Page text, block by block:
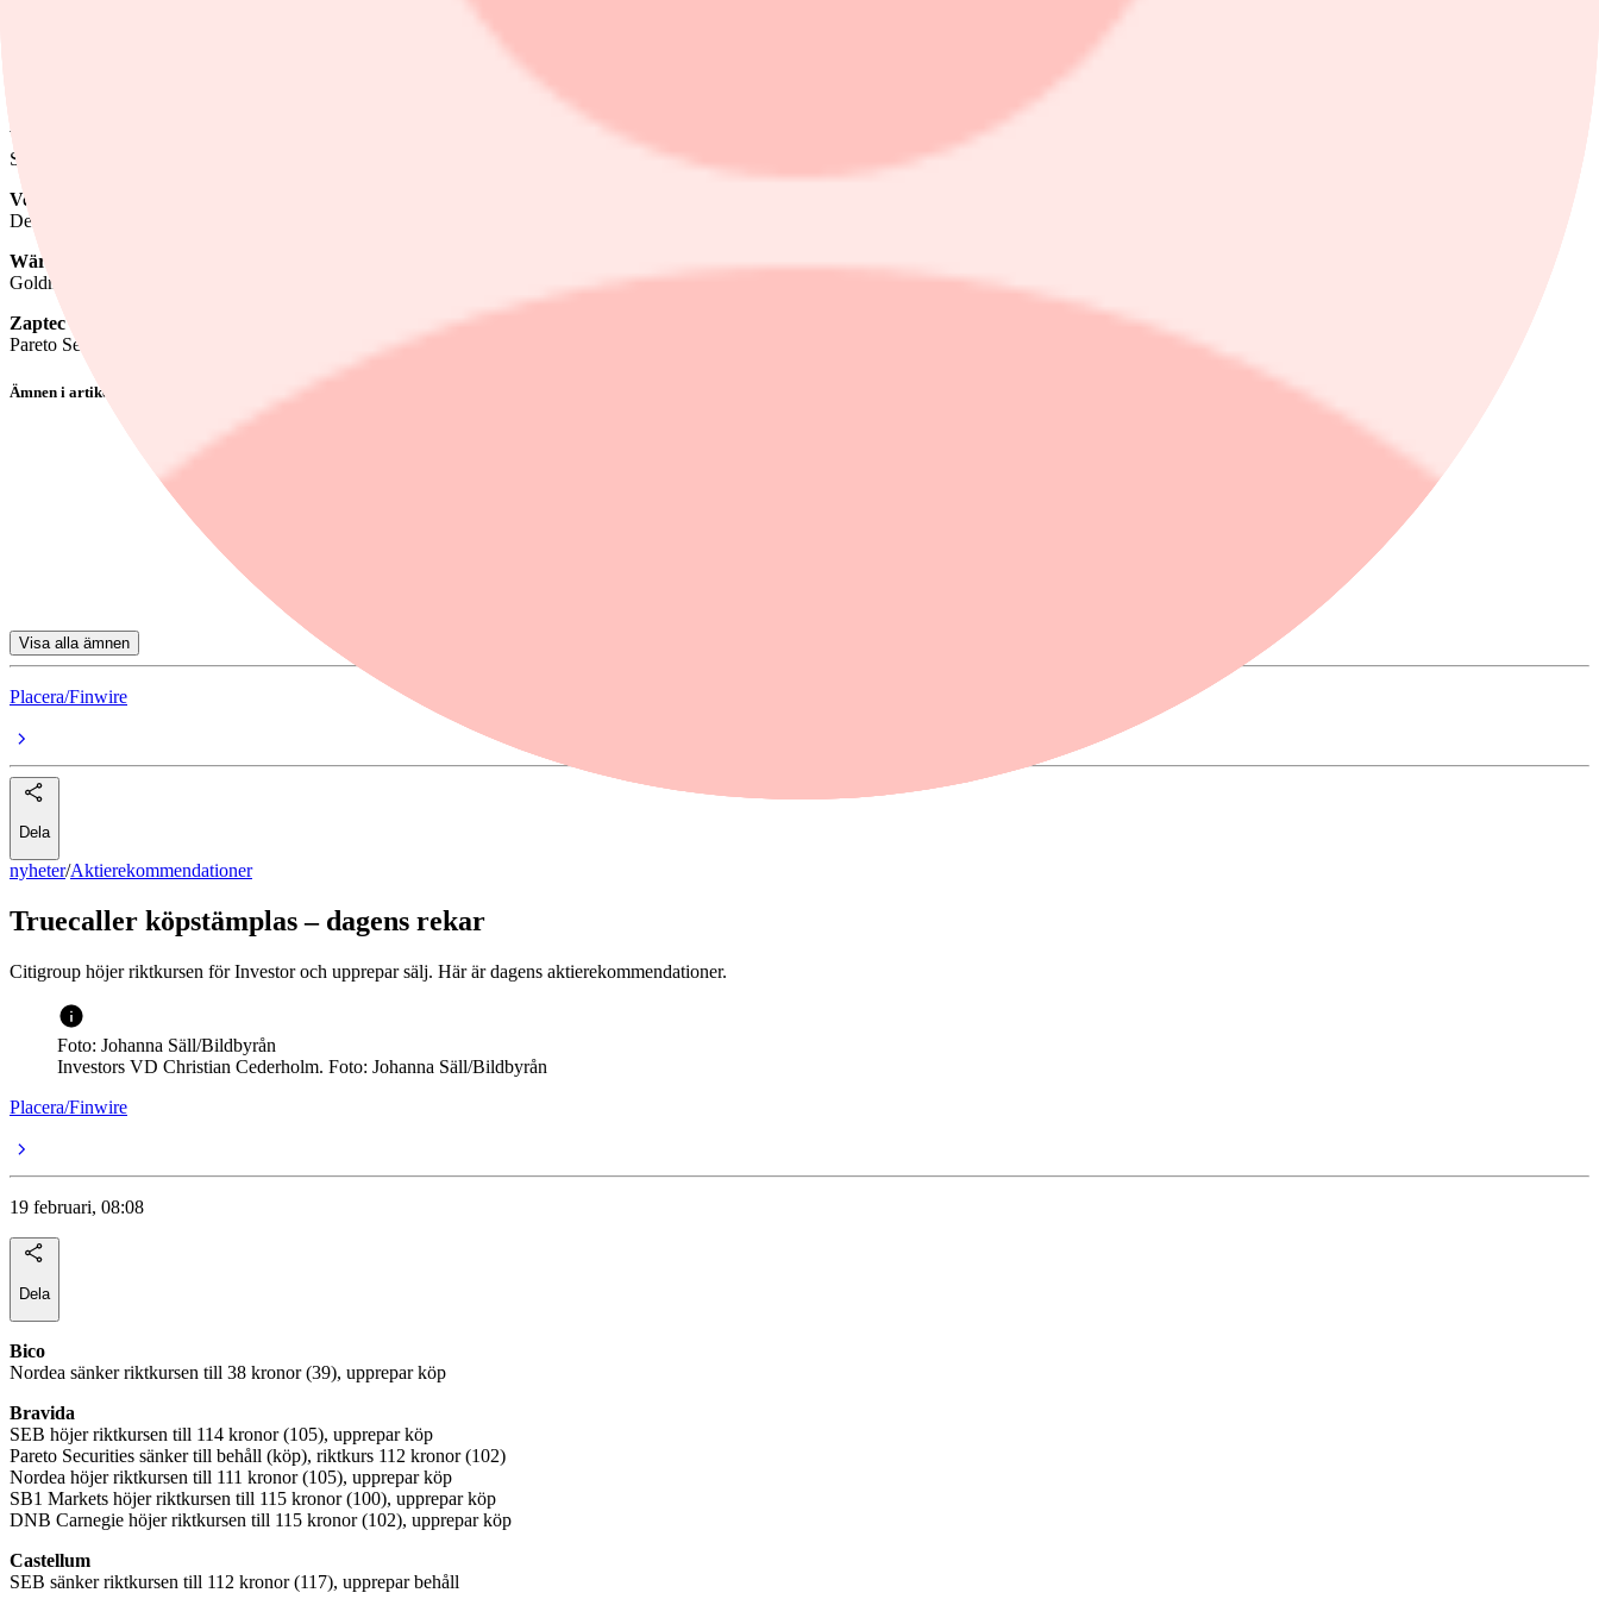
Vestas
Santander sänker riktkursen till 180 danska kronor (185), upprepar neutral
Volvo
Deutsche Bank höjer riktkursen till 321 kronor (290), upprepar behåll
Wärtsilä
Goldman Sachs höjer riktkursen till 26,30 euro (23,10), upprepar sälj
Zaptec
Pareto Securities höjer riktkursen till 35 norska kronor (32), upprepar köp
Ämnen i artikeln
Aktierekommendationer
Visa alla ämnen
Placera/Finwire
Dela
nyheter/Aktierekommendationer
Truecaller köpstämplas – dagens rekar
Citigroup höjer riktkursen för Investor och upprepar sälj. Här är dagens aktierekommendationer.
Foto: Johanna Säll/Bildbyrån
Investors VD Christian Cederholm. Foto: Johanna Säll/Bildbyrån
Placera/Finwire
19 februari, 08:08
Dela
Bico
Nordea sänker riktkursen till 38 kronor (39), upprepar köp
Bravida
SEB höjer riktkursen till 114 kronor (105), upprepar köp
Pareto Securities sänker till behåll (köp), riktkurs 112 kronor (102)
Nordea höjer riktkursen till 111 kronor (105), upprepar köp
SB1 Markets höjer riktkursen till 115 kronor (100), upprepar köp
DNB Carnegie höjer riktkursen till 115 kronor (102), upprepar köp
Castellum
SEB sänker riktkursen till 112 kronor (117), upprepar behåll